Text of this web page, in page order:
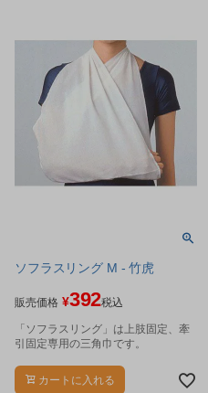
ソフラスリング M - 竹虎
販売価格 ¥392税込
「ソフラスリング」は上肢固定、牽
引固定専用の三角巾です。
カートに入れる